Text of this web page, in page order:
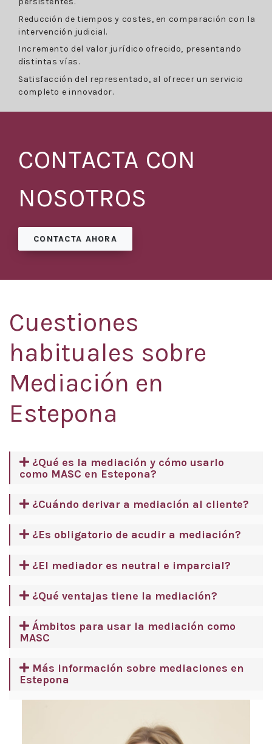
Reducción de tiempos y costes, en comparación con la
intervención judicial.
Incremento del valor jurídico ofrecido, presentando
distintas vías.
Satisfacción del representado, al ofrecer un servicio
completo e innovador.
CONTACTA CON
NOSOTROS
CONTACTA AHORA
Cuestiones
habituales sobre
Mediación en
Estepona
¿Qué es la mediación y cómo usarlo
como MASC en Estepona?
¿Cuándo derivar a mediación al cliente?
¿Es obligatorio de acudir a mediación?
¿El mediador es neutral e imparcial?
¿Qué ventajas tiene la mediación?
Ámbitos para usar la mediación como
MASC
Más información sobre mediaciones en
Estepona